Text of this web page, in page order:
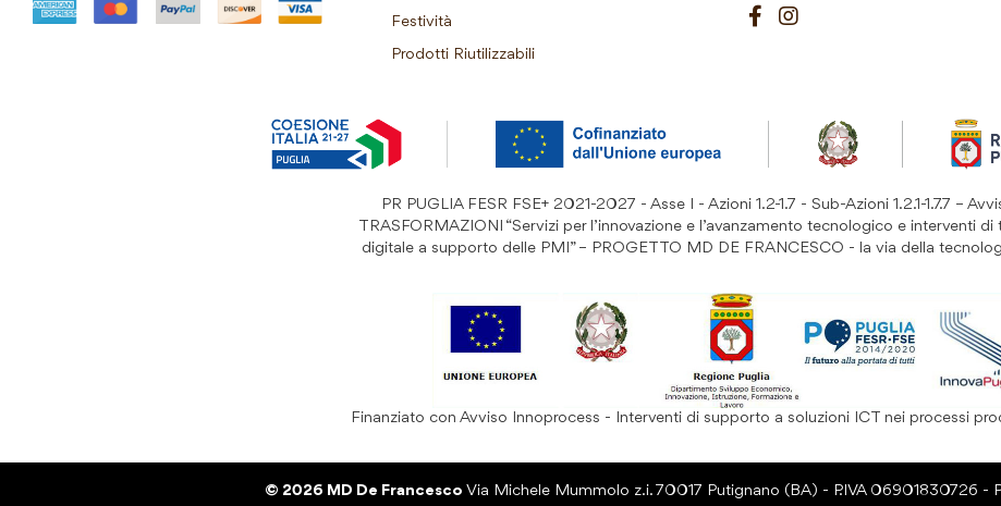
Festività
Prodotti Riutilizzabili
PR PUGLIA FESR FSE+ 2021-2027 - Asse I - Azioni 1.2-1.7 - Sub-Azioni 1.2.1-1.7.7 –
TRASFORMAZIONI “Servizi per l’innovazione e l’avanzamento tecnologico e interventi
digitale a supporto delle PMI” – PROGETTO MD DE FRANCESCO - la via della
Finanziato con Avviso Innoprocess - Interventi di supporto a soluzioni ICT nei processi
© 2026 MD De Francesco Via Michele Mummolo z.i. 70017 Putignano (BA) - P.IVA 06901830726 -